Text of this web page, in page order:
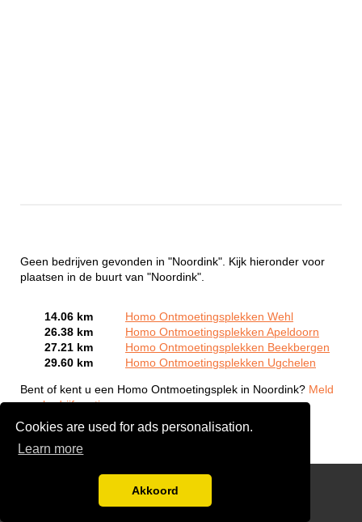
Cookies are used for ads personalisation.
Learn more
Akkoord
Geen bedrijven gevonden in "Noordink". Kijk hieronder voor
plaatsen in de buurt van "Noordink".
14.06 km
Homo Ontmoetingsplekken Wehl
26.38 km
Homo Ontmoetingsplekken Apeldoorn
27.21 km
Homo Ontmoetingsplekken Beekbergen
29.60 km
Homo Ontmoetingsplekken Ugchelen
Bent of kent u een Homo Ontmoetingsplek in Noordink? Meld
een bedrijf gratis aan